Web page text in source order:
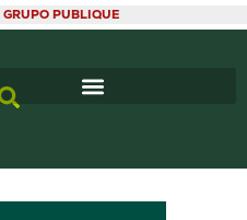
GRUPO PUBLIQUE